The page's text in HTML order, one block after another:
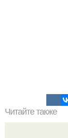
Читайте также